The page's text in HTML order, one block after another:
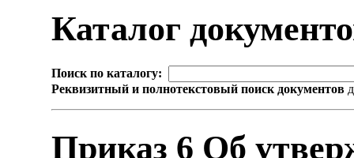
Каталог
Поиск по каталогу:
Реквизитный и полнотекстовый поиск документов
Приказ 6 Об